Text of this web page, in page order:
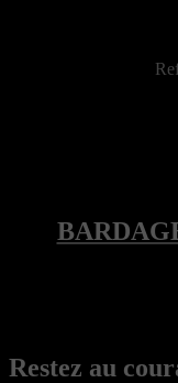
Restez au